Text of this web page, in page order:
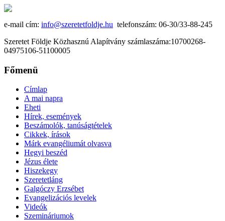
e-mail cím: info@szeretetfoldje.hu telefonszám: 06-30/33-88-245
Szeretet Földje Közhasznú Alapítvány számlaszáma:10700268-
04975106-51100005
Főmenü
Címlap
A mai napra
Eheti
Hírek, események
Beszámolók, tanúságtételek
Cikkek, írások
Márk evangéliumát olvasva
Hegyi beszéd
Jézus élete
Hiszekegy
Szeretetláng
Galgóczy Erzsébet
Evangelizációs levelek
Videók
Szemináriumok